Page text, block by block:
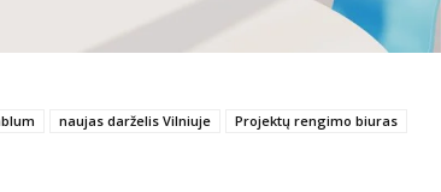
naujas darželis Vilniuje
Projektų rengimo biuras